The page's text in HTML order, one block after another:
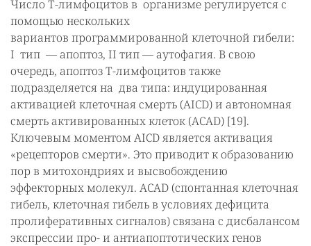
Число Т-лимфоцитов в организме регулируется с
помощью нескольких
вариантов программированной клеточной гибели:
I тип — апоптоз, II тип — аутофагия. В свою
очередь, апоптоз Т-лимфоцитов также
подразделяется на два типа: индуцированная
активацией клеточная смерть (AICD) и автономная
смерть активированных клеток (ACAD) [19].
Ключевым моментом AICD является активация
«рецепторов смерти». Это приводит к образованию
пор в митохондриях и высвобождению
эффекторных молекул. ACAD (спонтанная клеточная
гибель, клеточная гибель в условиях дефицита
пролиферативных сигналов) связана с дисбалансом
экспрессии про- и антиапоптотических генов